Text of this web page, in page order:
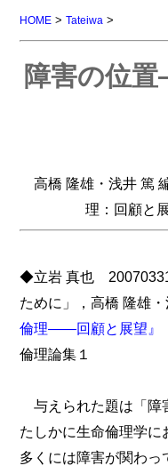
HOME >Tateiwa >
障害の位
高橋 隆雄・浅井
理：回顧と
◆立岩 真也
ために」，高橋 隆雄
倫理――回顧と展望』
倫理論集１
与えられた題は「障
たしかに生命倫理学
多くには障害が関わっ